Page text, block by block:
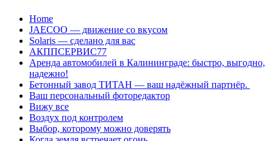
Перейти
содержанию
Home
JAECOO — движение со вкусом
Solaris — сделано для вас
АКППСЕРВИС77
Аренда автомобилей в Калининграде: быстро, выгодно,
надежно!
Бетонный завод ТИТАН — ваш надёжный партнёр.
Ваш персональный фоторедактор
Вижу все
Воздух под контролем
Выбор, которому можно доверять